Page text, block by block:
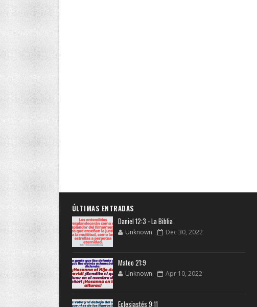
ÚLTIMAS ENTRADAS
Daniel 12:3 - La Biblia
Unknown Dec 30, 2022
Mateo 21:9
Unknown Apr 10, 2022
Eclesiastés 9:11